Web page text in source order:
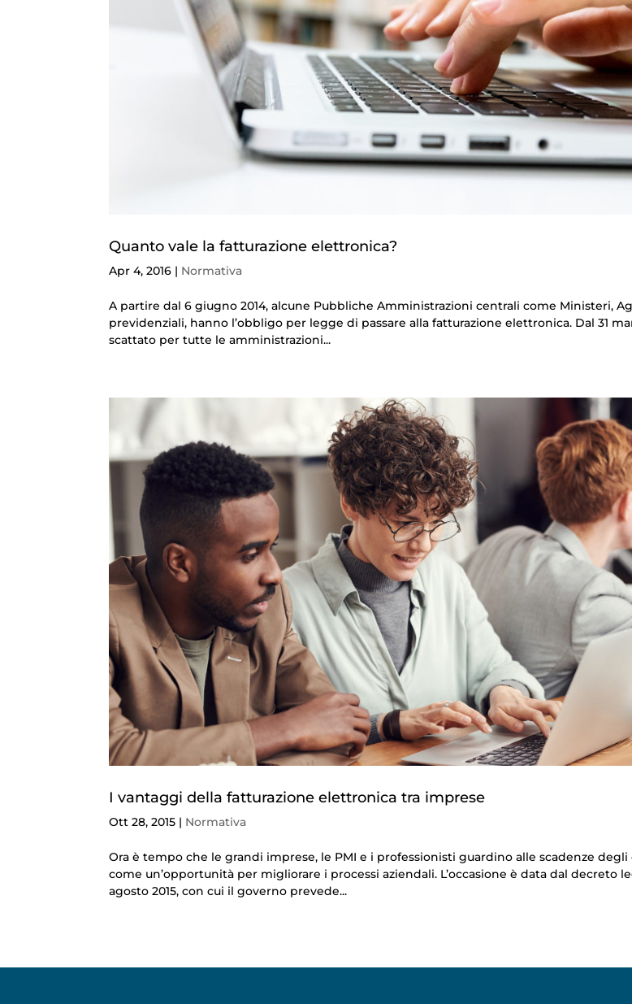
Quanto vale la fatturazione elettronica?
Apr 4, 2016 | Normativa
A partire dal 6 giugno 2014, alcune Pubbliche Amministrazioni centrali come Ministeri,
previdenziali, hanno l’obbligo per legge di passare alla fatturazione elettronica. Dal 31
scattato per tutte le amministrazioni...
I vantaggi della fatturazione elettronica tra imprese
Ott 28, 2015 | Normativa
Ora è tempo che le grandi imprese, le PMI e i professionisti guardino alle scadenze
come un’opportunità per migliorare i processi aziendali. L’occasione è data dal decreto
agosto 2015, con cui il governo prevede...